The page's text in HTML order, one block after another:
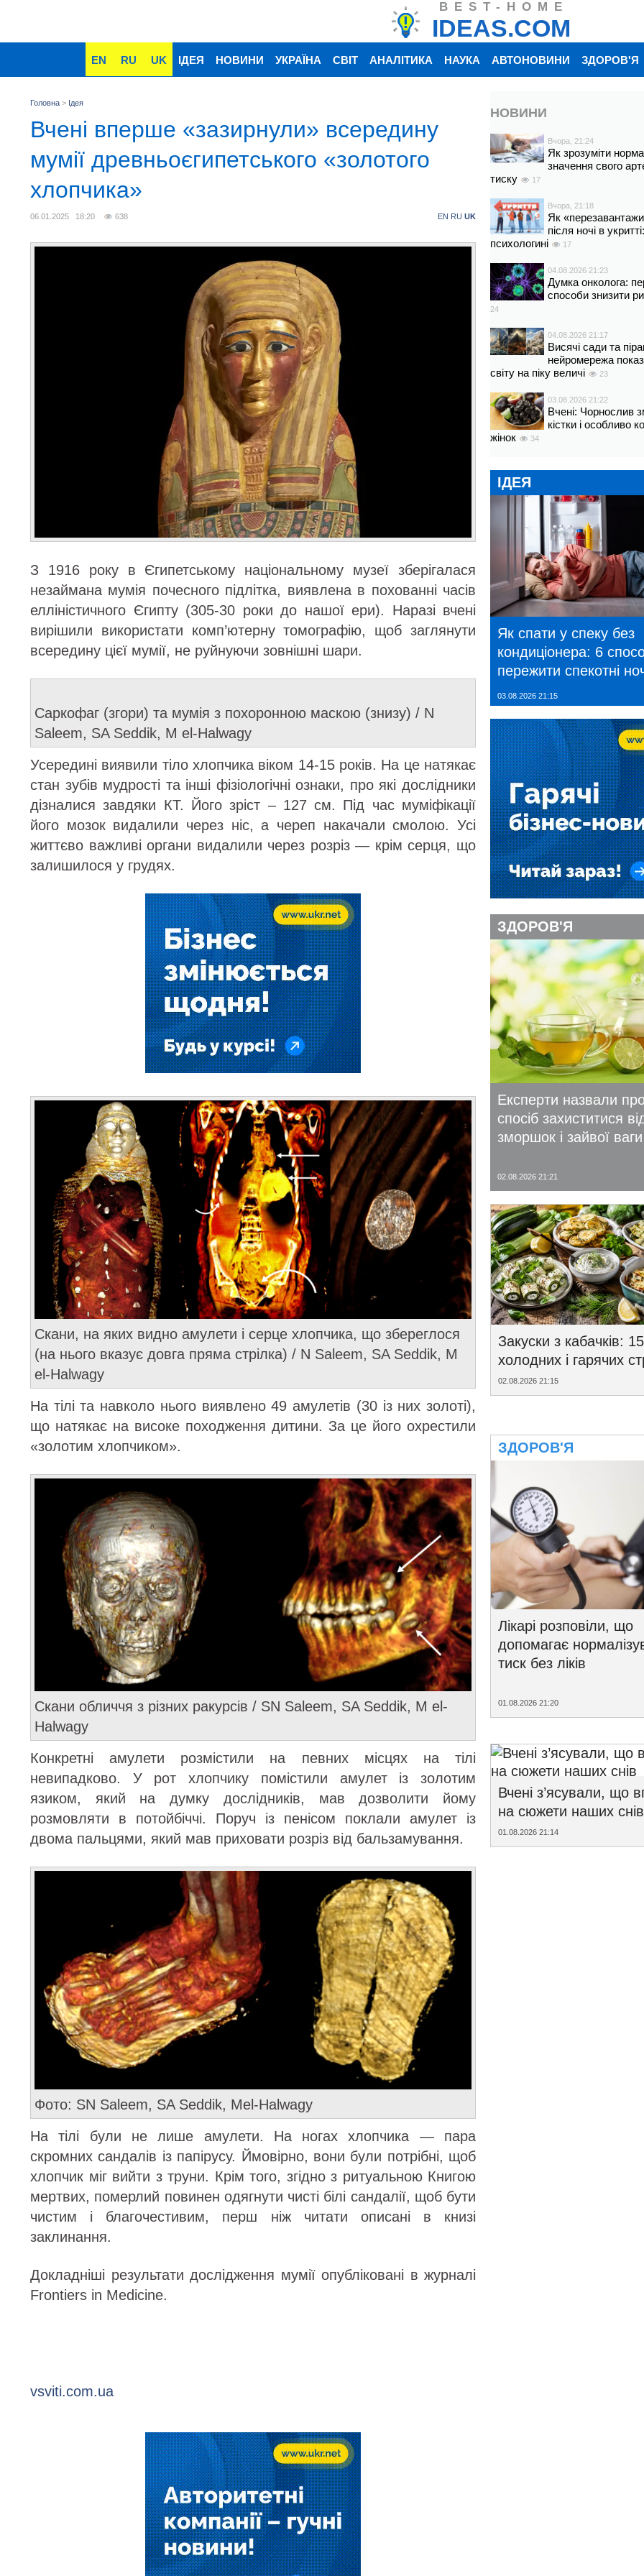
BEST-HOME
IDEAS.COM
EN RU UK ІДЕЯ НОВИНИ УКРАЇНА СВІТ АНАЛІТИКА НАУКА АВТОНОВИНИ ЗДОРОВ'Я
Головна > Ідея
Вчені вперше «зазирнули» всередину
мумії древньоєгипетського «золотого
хлопчика»
06.01.2025 18:20 638 EN RU UK
З 1916 року в Єгипетському національному музеї зберігалася
незаймана мумія почесного підлітка, виявлена ​​в похованні часів
елліністичного Єгипту (305-30 роки до нашої ери). Наразі вчені
вирішили використати комп’ютерну томографію, щоб заглянути
всередину цієї мумії, не руйнуючи зовнішні шари.
Саркофаг (згори) та мумія з похоронною маскою (знизу) / N
Saleem, SA Seddik, M el-Halwagy
Усередині виявили тіло хлопчика віком 14-15 років. На це натякає
стан зубів мудрості та інші фізіологічні ознаки, про які дослідники
дізналися завдяки КТ. Його зріст – 127 см. Під час муміфікації
його мозок видалили через ніс, а череп накачали смолою. Усі
життєво важливі органи видалили через розріз — крім серця, що
залишилося у грудях.
Скани, на яких видно амулети і серце хлопчика, що збереглося
(на нього вказує довга пряма стрілка) / N Saleem, SA Seddik, M
el-Halwagy
На тілі та навколо нього виявлено 49 амулетів (30 із них золоті),
що натякає на високе походження дитини. За це його охрестили
«золотим хлопчиком».
Скани обличчя з різних ракурсів / SN Saleem, SA Seddik, M el-
Halwagy
Конкретні амулети розмістили на певних місцях на тілі
невипадково. У рот хлопчику помістили амулет із золотим
язиком, який на думку дослідників, мав дозволити йому
розмовляти в потойбіччі. Поруч із пенісом поклали амулет із
двома пальцями, який мав приховати розріз від бальзамування.
Фото: SN Saleem, SA Seddik, Mel-Halwagy
На тілі були не лише амулети. На ногах хлопчика — пара
скромних сандалів із папірусу. Ймовірно, вони були потрібні, щоб
хлопчик міг вийти з труни. Крім того, згідно з ритуальною Книгою
мертвих, померлий повинен одягнути чисті білі сандалії, щоб бути
чистим і благочестивим, перш ніж читати описані в книзі
заклинання.
Докладніші результати дослідження мумії опубліковані в журналі
Frontiers in Medicine.
vsviti.com.ua
НОВИНИ
Вчора, 21:24
Як зрозуміти
значення свого
тиску
17
Вчора, 21:18
Як
після ночі в
психологині
17
04.08.2026 21:23
Думка онколога:
способи знизити
24
04.08.2026 21:17
Висячі сади та
нейромережа
світу на піку величі
23
03.08.2026 21:22
Вчені: Чорнослив
кістки і особливо
жінок
34
ІДЕЯ
Як спати у спеку без
кондиціонера: 6
пережити спекотні
03.08.2026 21:15
ЗДОРОВ'Я
Експерти назвали
спосіб захиститися
зморшок і зайвої ваги
02.08.2026 21:21
Закуски з кабачків: 15
холодних і гарячих
02.08.2026 21:15
ЗДОРОВ'Я
Лікарі розповіли, що
допомагає
тиск без ліків
01.08.2026 21:20
Вчені з’ясували, що
на сюжети наших снів
01.08.2026 21:14